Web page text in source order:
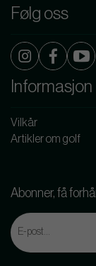
Følg oss
Informasjon
Vilkår
Artikler om golf
Abonner, få